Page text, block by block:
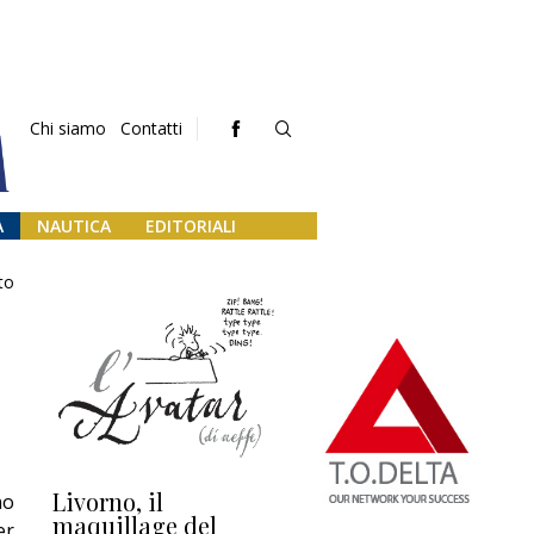
Chi siamo Contatti
NAUTICA EDITORIALI
Livorno, il
maquillage del
L’uscita di scena di